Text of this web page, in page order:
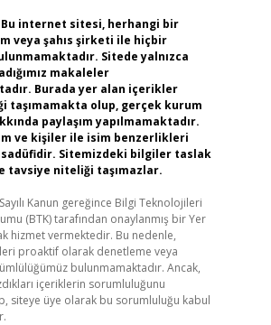
Bu internet sitesi, herhangi bir
veya şahıs şirketi ile hiçbir
Sitede yalnızca
makaleler
Burada yer alan içerikler
taşımamakta olup, gerçek kurum
paylaşım yapılmamaktadır.
ve kişiler ile isim benzerlikleri
Sitemizdeki bilgiler taslak
tavsiye niteliği taşımazlar.
Kanun gereğince Bilgi Teknolojileri
(BTK) tarafından onaylanmış bir Yer
hizmet vermektedir. Bu nedenle,
proaktif olarak denetleme veya
bulunmamaktadır. Ancak,
içeriklerin sorumluluğunu
siteye üye olarak bu sorumluluğu kabul